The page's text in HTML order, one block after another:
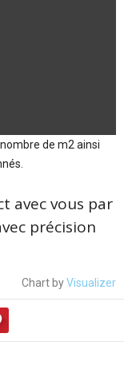
de m2 ainsi
avec vous par
précision
Chart byVisualizer